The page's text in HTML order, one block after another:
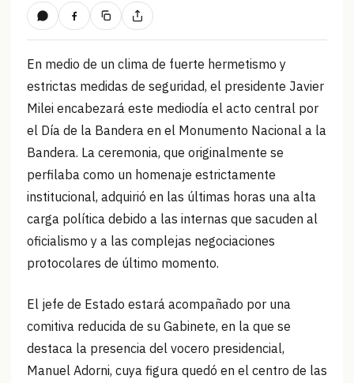
En medio de un clima de fuerte hermetismo y
estrictas medidas de seguridad, el presidente Javier
Milei encabezará este mediodía el acto central por
el Día de la Bandera en el Monumento Nacional a la
Bandera. La ceremonia, que originalmente se
perfilaba como un homenaje estrictamente
institucional, adquirió en las últimas horas una alta
carga política debido a las internas que sacuden al
oficialismo y a las complejas negociaciones
protocolares de último momento.
El jefe de Estado estará acompañado por una
comitiva reducida de su Gabinete, en la que se
destaca la presencia del vocero presidencial,
Manuel Adorni, cuya figura quedó en el centro de las